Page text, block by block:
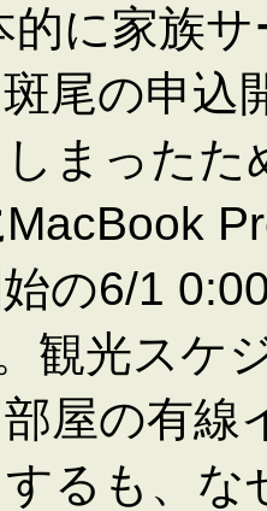
的に家族
尾の申込
まった
MacBook
の6/1
観光スケ
屋の有線
るも、